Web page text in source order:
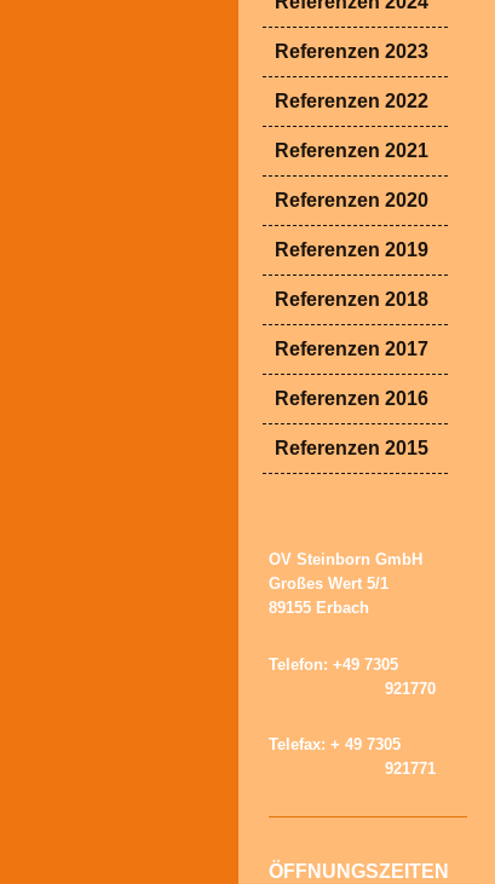
Referenzen 2023
Referenzen 2022
Referenzen 2021
Referenzen 2020
Referenzen 2019
Referenzen 2018
Referenzen 2017
Referenzen 2016
Referenzen 2015
OV Steinborn GmbH
Großes Wert 5/1
89155 Erbach
Telefon: +49 7305
921770
Telefax: + 49 7305
921771
ÖFFNUNGSZEITEN